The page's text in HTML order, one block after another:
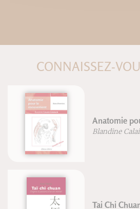
CONNAISSEZ-
pour le mouvement
Calais-Germain